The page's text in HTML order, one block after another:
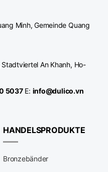
Minh, Gemeinde Quang
An Khanh, Ho-
5037E: info@dulico.vn
HANDELSPRODUKTE
Bronzebänder